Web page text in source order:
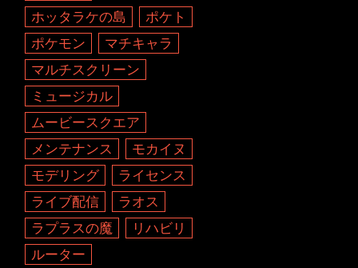
ホッタラケの島
ポケト
ポケモン
マチキャラ
マルチスクリーン
ミュージカル
ムービースクエア
メンテナンス
モカイヌ
モデリング
ライセンス
ライブ配信
ラオス
ラプラスの魔
リハビリ
ルーター